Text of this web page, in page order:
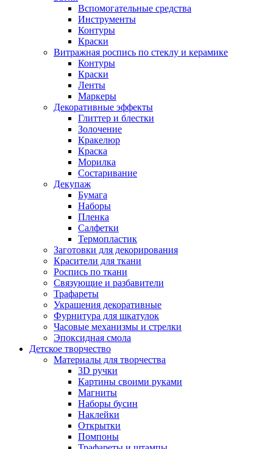
Вспомогательные средства
Инструменты
Контуры
Краски
Витражная роспись по стеклу и керамике
Контуры
Краски
Ленты
Маркеры
Декоративные эффекты
Глиттер и блестки
Золочение
Кракелюр
Краска
Морилка
Состаривание
Декупаж
Бумага
Наборы
Пленка
Салфетки
Термопластик
Заготовки для декорирования
Красители для ткани
Роспись по ткани
Связующие и разбавители
Трафареты
Украшения декоративные
Фурнитура для шкатулок
Часовые механизмы и стрелки
Эпоксидная смола
Детское творчество
Материалы для творчества
3D ручки
Картины своими руками
Магниты
Наборы бусин
Наклейки
Открытки
Помпоны